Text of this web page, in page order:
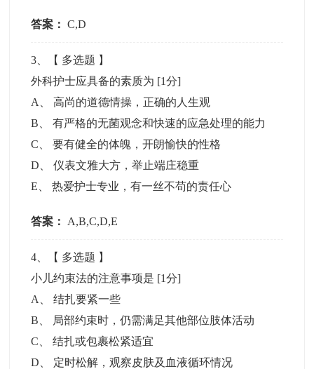
答案： C,D
3 、【 多选题 】
外科护士应具备的素质为 [1分]
A
、高尚的道德情操，正确的人生观
B 、有严格的无菌观念和快速的应急处理的能力
C 、要有健全的体魄，开朗愉快的性格
D 、仪表文雅大方，举止端庄稳重
E 、热爱护士专业，有一丝不苟的责任心
答案： A,B,C,D,E
4 、【 多选题 】
小儿约束法的注意事项是 [1分]
A
、结扎要紧一些
B
局部约束时，仍需满足其他部位肢体活动
C 、结扎或包裹松紧适宜
D
定时松解，观察皮肤及血液循环情况